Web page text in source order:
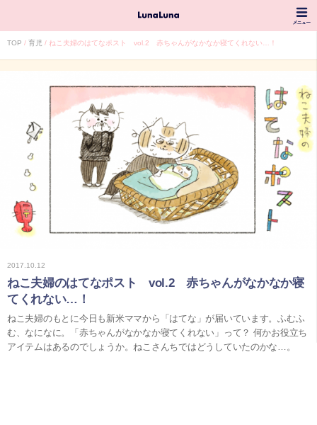
TOP 育児 ねこ夫婦のはてなポスト vol.2 赤ちゃんがなかなか寝てくれない…！
2017.10.12
ねこ夫婦のはてなポスト vol.2 赤ちゃんがなかなか寝
てくれない…！
ねこ夫婦のもとに今日も新米ママから「はてな」が届いています。ふむふ
む、なになに。「赤ちゃんがなかなか寝てくれない」って？ 何かお役立ち
アイテムはあるのでしょうか。ねこさんちではどうしていたのかな…。